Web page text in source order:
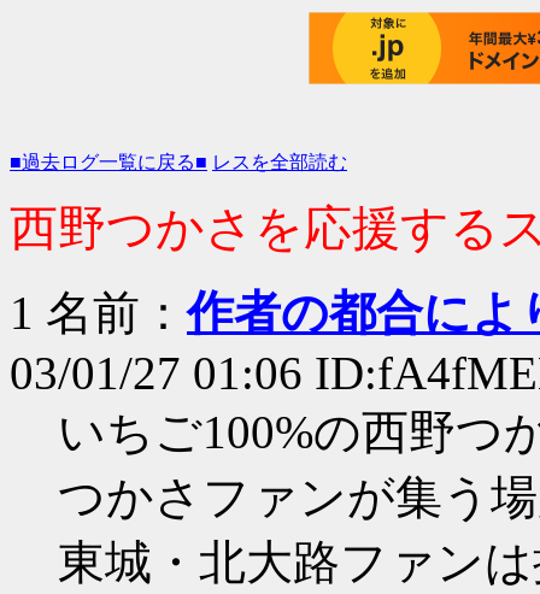
■過去ログ一覧に戻る■ レスを全部読む
西野つかさを応援する
1 名前：作者の都合によ
03/01/27 01:06
いちご100%の西野つ
つかさファンが集う
東城・北大路ファン